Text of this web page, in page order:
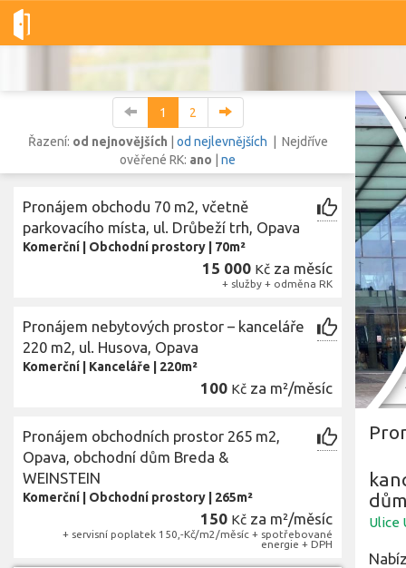
Dobré-nemovitosti.cz obec Opava, okres Opava,
Pozemky
Lokalita
obec Opava, okres Opava, Moravskoslezský kraj
Lokalita
1
2
Řazení: od nejnovějších od nejlevnějších | Nejdříve
ověřené RK: ano ne
Pronájem obchodu 70 m2, včetně
parkovacího místa, ul. Drůbeží trh, Opava
Komerční Obchodní prostory 70m²
15 000 Kč za měsíc
+ služby + odměna RK
Pronájem nebytových prostor – kanceláře
220 m2, ul. Husova, Opava
Komerční Kanceláře 220m²
100 Kč za m²/měsíc
Pronájem obchodních prostor 265 m2,
Opava, obchodní dům Breda &
WEINSTEIN
Komerční Obchodní prostory 265m²
150 Kč za m²/měsíc
+ servisní poplatek 150,-Kč/m2/měsíc + spotřebované
energie + DPH
Ulice